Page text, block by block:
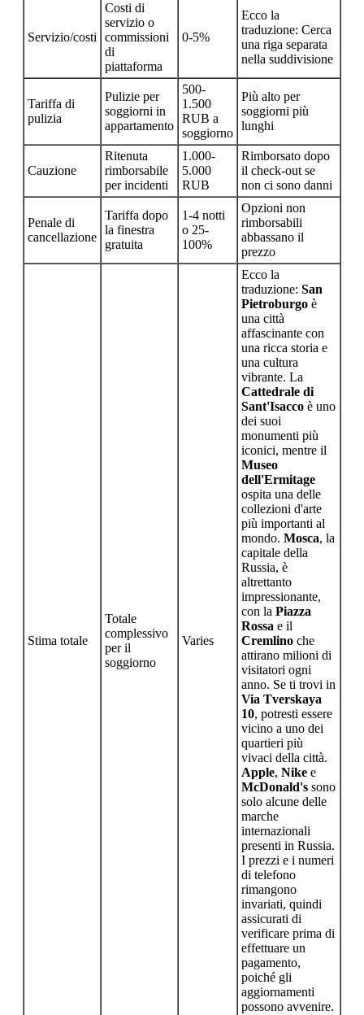
Servizio/costi
Costi di
servizio o
commissioni
di
piattaforma
0-5%
Ecco la
traduzione: Cerca
una riga separata
nella suddivisione
Tariffa di
pulizia
Pulizie per
soggiorni in
appartamento
500-
1.500
RUB a
soggiorno
Più alto per
soggiorni più
lunghi
Cauzione
Ritenuta
rimborsabile
per incidenti
1.000-
5.000
RUB
Rimborsato dopo
il check-out se
non ci sono danni
Penale di
cancellazione
Tariffa dopo
la finestra
gratuita
1-4 notti
o 25-
100%
Opzioni non
rimborsabili
abbassano il
prezzo
Stima totale
Totale
complessivo
per il
soggiorno
Varies
Ecco la
traduzione: San
Pietroburgo è
una città
affascinante con
una ricca storia e
una cultura
vibrante. La
Cattedrale di
Sant'Isacco è uno
dei suoi
monumenti più
iconici, mentre il
Museo
dell'Ermitage
ospita una delle
collezioni d'arte
più importanti al
mondo. Mosca, la
capitale della
Russia, è
altrettanto
impressionante,
con la Piazza
Rossa e il
Cremlino che
attirano milioni di
visitatori ogni
anno. Se ti trovi in
Via Tverskaya
10, potresti essere
vicino a uno dei
quartieri più
vivaci della città.
Apple, Nike e
McDonald's sono
solo alcune delle
marche
internazionali
presenti in Russia.
I prezzi e i numeri
di telefono
rimangono
invariati, quindi
assicurati di
verificare prima di
effettuare un
pagamento,
poiché gli
aggiornamenti
possono avvenire.